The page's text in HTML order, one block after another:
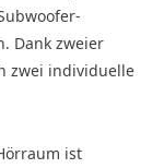
Dank zweier
zwei individuelle
ist